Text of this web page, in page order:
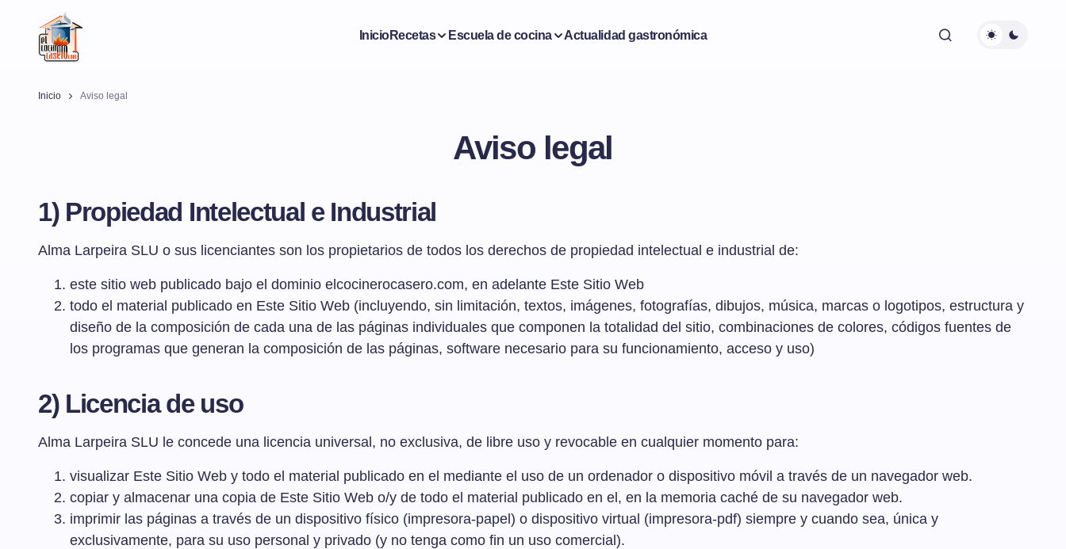
InicioRecetas Escuela de cocina Actualidad gastronómica
Inicio Aviso legal
Aviso legal
1) Propiedad Intelectual e Industrial
Alma Larpeira SLU o sus licenciantes son los propietarios de todos los derechos de propiedad intelectual e industrial de:
este sitio web publicado bajo el dominio elcocinerocasero.com, en adelante Este Sitio Web
todo el material publicado en Este Sitio Web (incluyendo, sin limitación, textos, imágenes, fotografías, dibujos, música, marcas o logotipos, estructura y
diseño de la composición de cada una de las páginas individuales que componen la totalidad del sitio, combinaciones de colores, códigos fuentes de
los programas que generan la composición de las páginas, software necesario para su funcionamiento, acceso y uso)
2) Licencia de uso
Alma Larpeira SLU le concede una licencia universal, no exclusiva, de libre uso y revocable en cualquier momento para:
visualizar Este Sitio Web y todo el material publicado en el mediante el uso de un ordenador o dispositivo móvil a través de un navegador web.
copiar y almacenar una copia de Este Sitio Web o/y de todo el material publicado en el, en la memoria caché de su navegador web.
imprimir las páginas a través de un dispositivo físico (impresora-papel) o dispositivo virtual (impresora-pdf) siempre y cuando sea, única y
exclusivamente, para su uso personal y privado (y no tenga como fin un uso comercial).